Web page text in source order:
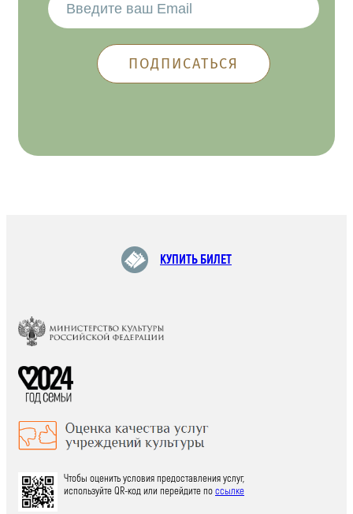
КУПИТЬ БИЛЕТ
Чтобы оценить условия предоставления услуг,
используйте QR-код или перейдите поссылке